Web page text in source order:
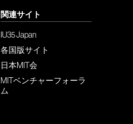
関連サイト
IU35 Japan
各国版サイト
日本MIT会
MITベンチャーフォーラ
ム